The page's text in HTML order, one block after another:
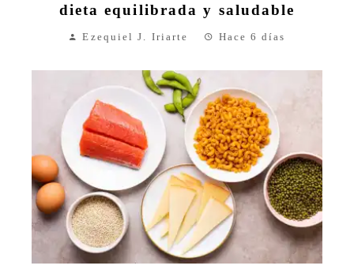
dieta equilibrada y saludable
Ezequiel J. Iriarte Hace 6 días